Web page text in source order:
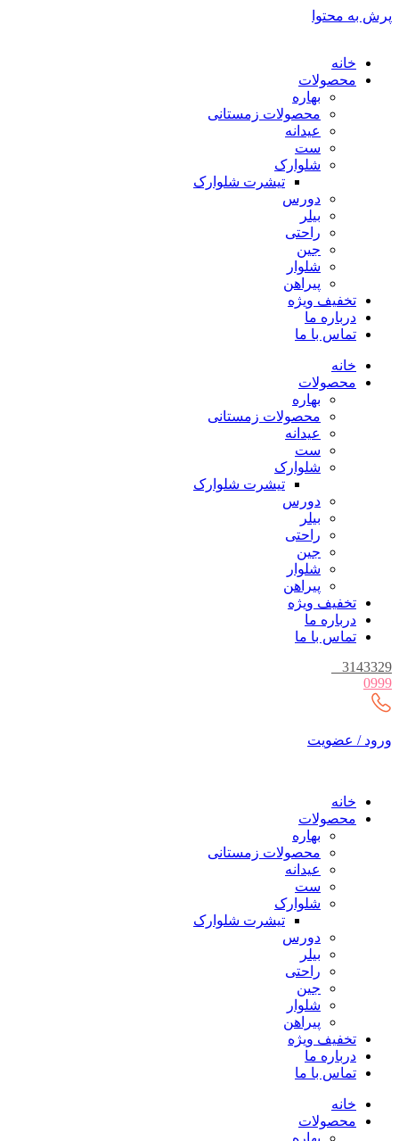
پرش به محتوا
خانه
محصولات
بهاره
محصولات زمستانی
عیدانه
ست
شلوارک
تیشرت شلوارک
دورس
بیلر
راحتی
جین
شلوار
پیراهن
تخفیف ویژه
درباره ما
تماس با ما
خانه
محصولات
بهاره
محصولات زمستانی
عیدانه
ست
شلوارک
تیشرت شلوارک
دورس
بیلر
راحتی
جین
شلوار
پیراهن
تخفیف ویژه
درباره ما
تماس با ما
3143329
0999
ورود / عضویت
خانه
محصولات
بهاره
محصولات زمستانی
عیدانه
ست
شلوارک
تیشرت شلوارک
دورس
بیلر
راحتی
جین
شلوار
پیراهن
تخفیف ویژه
درباره ما
تماس با ما
خانه
محصولات
بهاره